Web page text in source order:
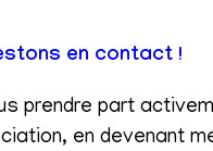
en contact !
prendre part
en devenant